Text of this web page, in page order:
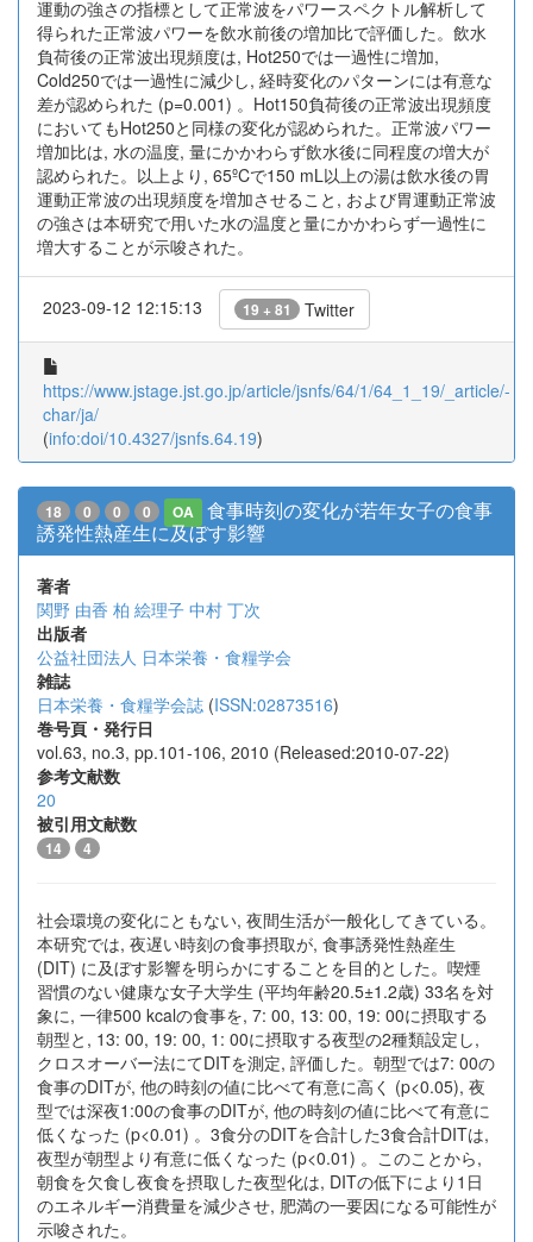
運動の強さの指標として正常波をパワースペクトル解析して
得られた正常波パワーを飲水前後の増加比で評価した。飲水
負荷後の正常波出現頻度は, Hot250では一過性に増加,
Cold250では一過性に減少し, 経時変化のパターンには有意な
差が認められた (p=0.001) 。Hot150負荷後の正常波出現頻度
においてもHot250と同様の変化が認められた。正常波パワー
増加比は, 水の温度, 量にかかわらず飲水後に同程度の増大が
認められた。以上より, 65ºCで150 mL以上の湯は飲水後の胃
運動正常波の出現頻度を増加させること, および胃運動正常波
の強さは本研究で用いた水の温度と量にかかわらず一過性に
増大することが示唆された。
2023-09-12 12:15:13 19 + 81 Twitter
https://www.jstage.jst.go.jp/article/jsnfs/64/1/64_1_19/_article/-
char/ja/
(info:doi/10.4327/jsnfs.64.19)
18 0 0 0 OA
食事時刻の変化が若年女子の食事
誘発性熱産生に及ぼす影響
著者
関野 由香 柏 絵理子 中村 丁次
出版者
公益社団法人 日本栄養・食糧学会
雑誌
日本栄養・食糧学会誌 (ISSN:02873516)
巻号頁・発行日
vol.63, no.3, pp.101-106, 2010 (Released:2010-07-22)
参考文献数
20
被引用文献数
14 4
社会環境の変化にともない, 夜間生活が一般化してきている。
本研究では, 夜遅い時刻の食事摂取が, 食事誘発性熱産生
(DIT) に及ぼす影響を明らかにすることを目的とした。喫煙
習慣のない健康な女子大学生 (平均年齢20.5±1.2歳) 33名を対
象に, 一律500 kcalの食事を, 7: 00, 13: 00, 19: 00に摂取する
朝型と, 13: 00, 19: 00, 1: 00に摂取する夜型の2種類設定し,
クロスオーバー法にてDITを測定, 評価した。朝型では7: 00の
食事のDITが, 他の時刻の値に比べて有意に高く (p<0.05), 夜
型では深夜1:00の食事のDITが, 他の時刻の値に比べて有意に
低くなった (p<0.01) 。3食分のDITを合計した3食合計DITは,
夜型が朝型より有意に低くなった (p<0.01) 。このことから,
朝食を欠食し夜食を摂取した夜型化は, DITの低下により1日
のエネルギー消費量を減少させ, 肥満の一要因になる可能性が
示唆された。